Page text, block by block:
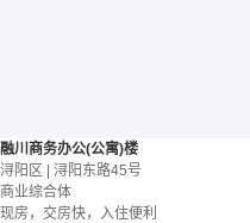
融川商务办公(公寓)楼
浔阳区 | 浔阳东路45号
商业综合体
现房，交房快，入住便利